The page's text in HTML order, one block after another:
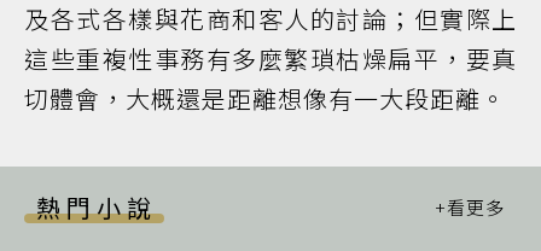
及各式各樣與花商和客人的討論；但實際上
這些重複性事務有多麼繁瑣枯燥扁平，要真
切體會，大概還是距離想像有一大段距離。
熱門小說